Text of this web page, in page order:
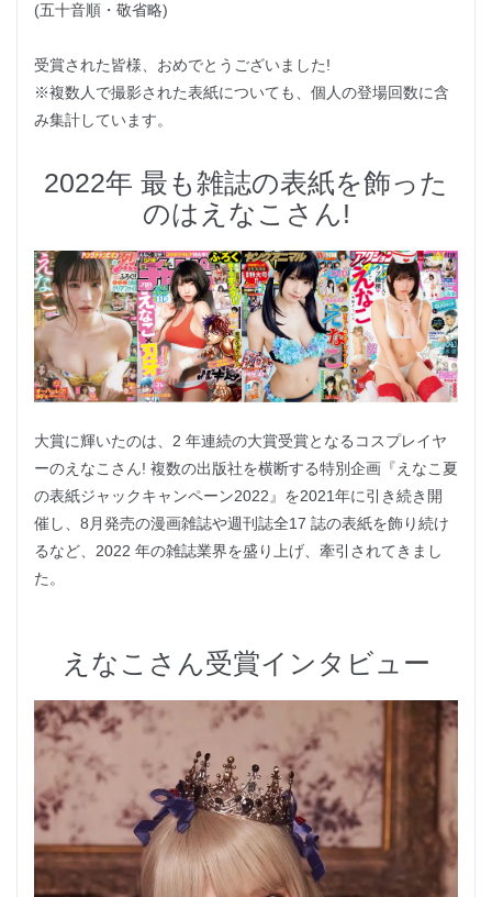
(五十音順・敬省略)
受賞された皆様、おめでとうございました!
※複数人で撮影された表紙についても、個人の登場回数に含
み集計しています。
2022年 最も雑誌の表紙を飾った
のはえなこさん!
大賞に輝いたのは、2 年連続の大賞受賞となるコスプレイヤ
ーのえなこさん! 複数の出版社を横断する特別企画『えなこ夏
の表紙ジャックキャンペーン2022』を2021年に引き続き開
催し、8月発売の漫画雑誌や週刊誌全17 誌の表紙を飾り続け
るなど、2022 年の雑誌業界を盛り上げ、牽引されてきまし
た。
えなこさん受賞インタビュー